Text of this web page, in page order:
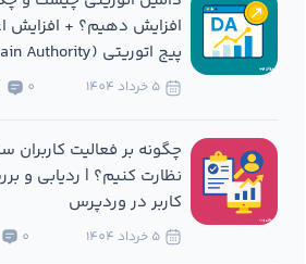
افزایش دهیم؟ + افزایش
پیج اتوریتی (Domain Authority)
0
چگونه بر فعالیت
نظارت کنیم؟ | ردیابی و
کاربر در وردپرس
0